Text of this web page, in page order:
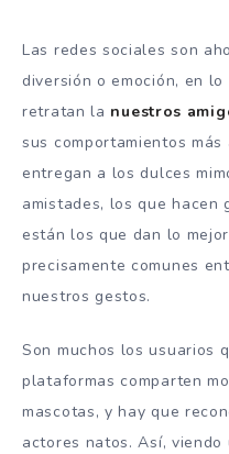
Las redes sociales son
diversión o emoción, en
retratan la nuestros
sus comportamientos
entregan a los dulces
amistades, los que hacen
están los que dan lo
precisamente comunes
nuestros gestos.
Son muchos los usuarios
plataformas comparten
mascotas, y hay que
actores natos. Así,